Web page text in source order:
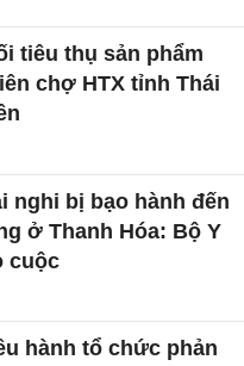
tiêu thụ sản phẩm
chợ HTX tỉnh Thái
nghi bị bạo hành đến
ở Thanh Hóa: Bộ Y
cuộc
hành tổ chức phản